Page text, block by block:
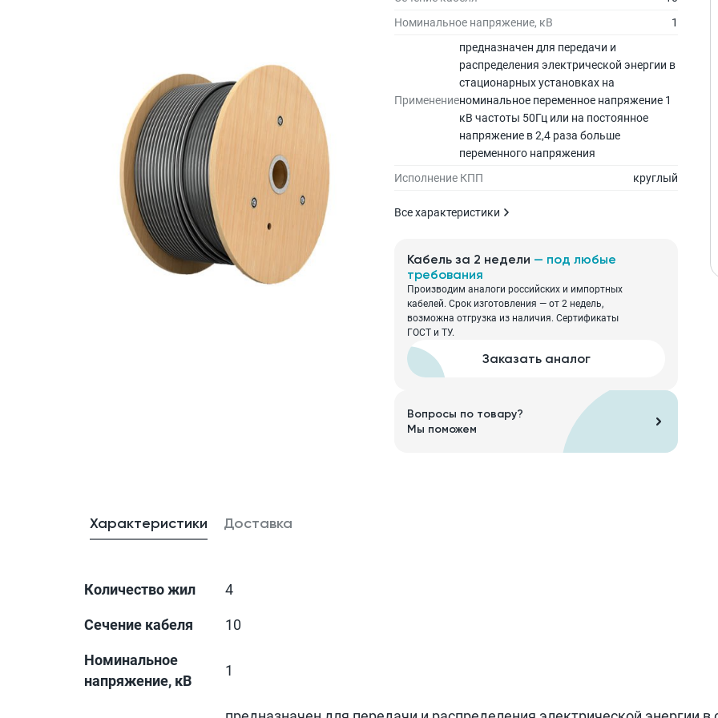
Номинальное напряжение, кВ
1
Применение
предназначен для передачи и
распределения электрической энергии в
стационарных установках на
номинальное переменное напряжение 1
кВ частоты 50Гц или на постоянное
напряжение в 2,4 раза больше
переменного напряжения
Исполнение КПП
круглый
Все характеристики
Кабель за 2 недели — под любые
требования
Производим аналоги российских и импортных
кабелей. Срок изготовления — от 2 недель,
возможна отгрузка из наличия. Сертификаты
ГОСТ и ТУ.
Заказать аналог
Вопросы по товару?
Мы поможем
Характеристики Доставка
Количество жил 4
Сечение кабеля 10
Номинальное
напряжение, кВ
1